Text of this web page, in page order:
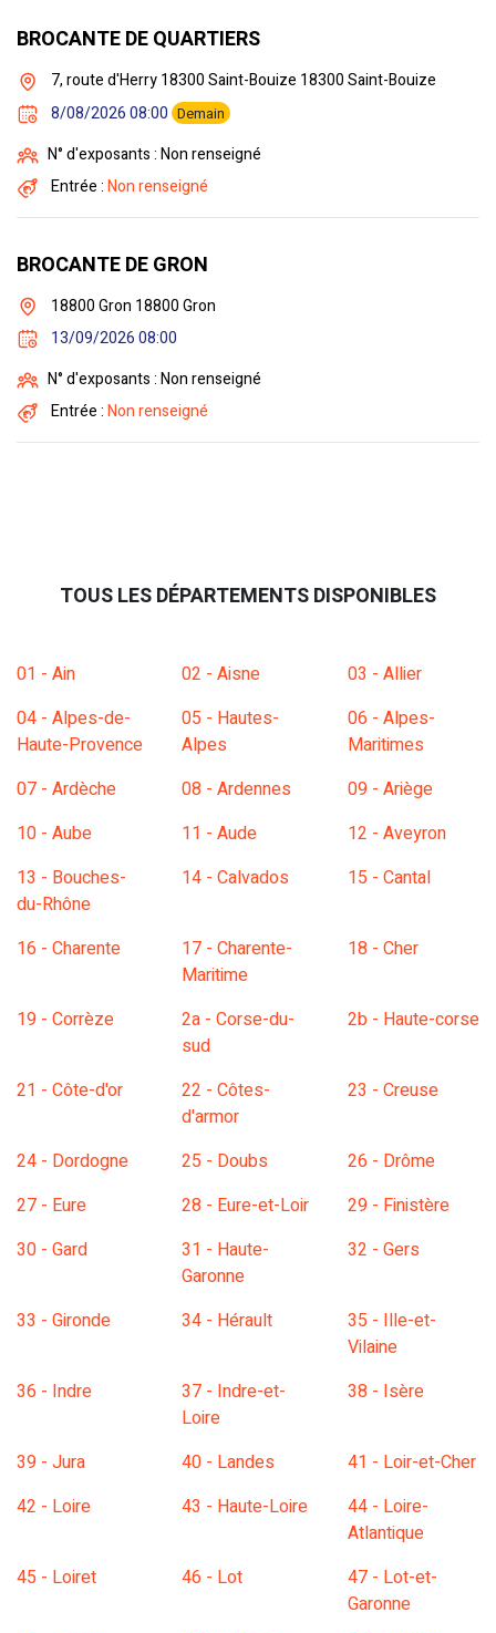
BROCANTE DE QUARTIERS
7, route d'Herry 18300 Saint-Bouize 18300 Saint-Bouize
8/08/2026 08:00 Demain
N° d'exposants : Non renseigné
Entrée :Non renseigné
BROCANTE DE GRON
18800 Gron 18800 Gron
13/09/2026 08:00
N° d'exposants : Non renseigné
Entrée :Non renseigné
TOUS LES DÉPARTEMENTS DISPONIBLES
01 - Ain 02 - Aisne
03 - Allier
04 - Alpes-de-
Haute-Provence
05 - Hautes-
Alpes
06 - Alpes-
Maritimes
07 - Ardèche
08 - Ardennes
09 - Ariège
10 - Aube
11 - Aude
12 - Aveyron
13 - Bouches-
du-Rhône
14 - Calvados 15 - Cantal
16 - Charente
17 - Charente-
Maritime
18 - Cher
19 - Corrèze
2a - Corse-du-
sud
2b - Haute-corse
21 - Côte-d'or
22 - Côtes-
d'armor
23 - Creuse
24 - Dordogne 25 - Doubs
26 - Drôme
27 - Eure
28 - Eure-et-Loir
29 - Finistère
30 - Gard
31 - Haute-
Garonne
32 - Gers
33 - Gironde 34 - Hérault
35 - Ille-et-
Vilaine
36 - Indre
37 - Indre-et-
Loire
38 - Isère
39 - Jura 40 - Landes
41 - Loir-et-Cher
42 - Loire
43 - Haute-Loire
44 - Loire-
Atlantique
45 - Loiret
46 - Lot
47 - Lot-et-
Garonne